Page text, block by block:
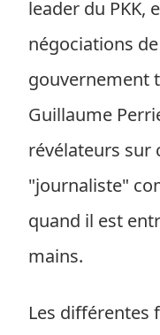
leader du PKK,
négociations
gouvernement
Guillaume
révélateurs sur
"journaliste"
quand il est
mains.
Les différentes